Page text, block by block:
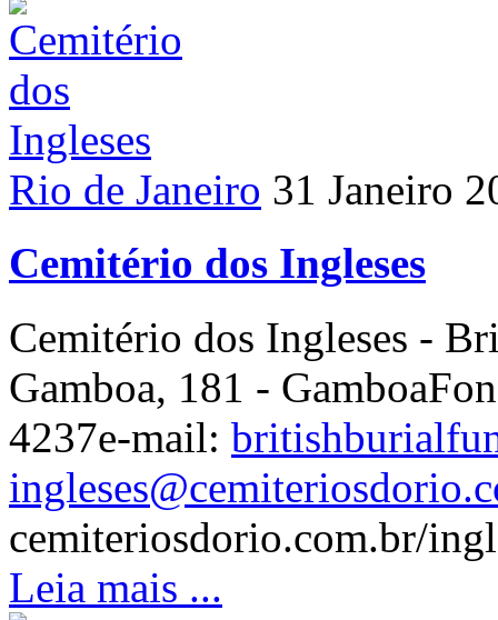
Rio de Janeiro 31 Janeiro
Cemitério dos Ingleses
Cemitério dos Ingleses -
Gamboa, 181 -
4237e-mail:
cemiteriosdorio.com.br/
Leia mais ...